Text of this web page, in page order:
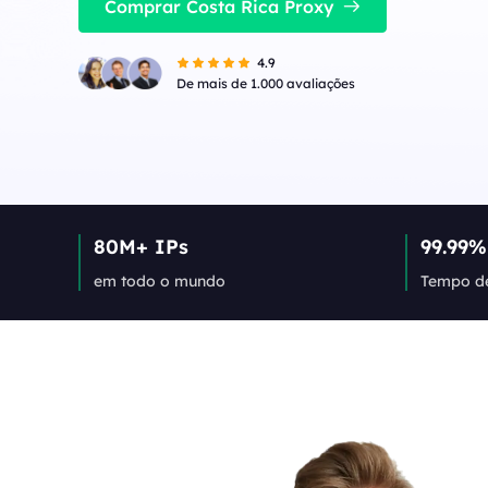
Long Acting ISP
perfeitos para tarefas estáveis ​​de alta
simultaneidade.
Long Acting ISP Proxies
Comprar Costa Rica Proxy
4.9
De mais de 1.000 avaliações
80M+ IPs
em todo o mundo
99.99%
Tempo